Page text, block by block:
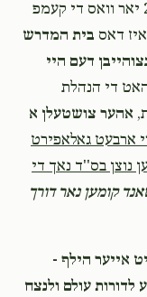
הדעת פאר תלמידי הישיבה נ''י ב''ה נאך 2 יאר וואס די קעמפ
דאס בית המדרש
דעם היי
די הנהלת
אהער צושטעלן א
ארבעט גאלאפירט
נוצן בס''ד נאך די
קומען נאר דורך
אייער הילף -
לדורות עולם ולנצח